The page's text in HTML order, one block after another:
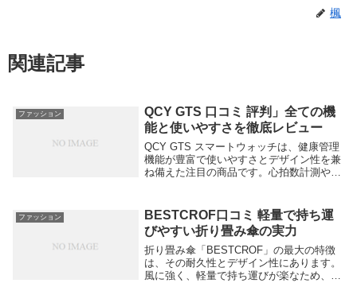
楓
関連記事
ファッション
QCY GTS 口コミ 評判」全ての機
能と使いやすさを徹底レビュー
QCY GTS スマートウォッチは、健康管理
機能が豊富で使いやすさとデザイン性を兼
ね備えた注目の商品です。心拍数計測や睡
にもおすすめです。ユーザーからの良い口
コミも...
ファッション
BESTCROF口コミ 軽量で持ち運
びやすい折り畳み傘の実力
折り畳み傘「BESTCROF」の最大の特徴
は、その耐久性とデザイン性にあります。
風に強く、軽量で持ち運びが楽なため、雨